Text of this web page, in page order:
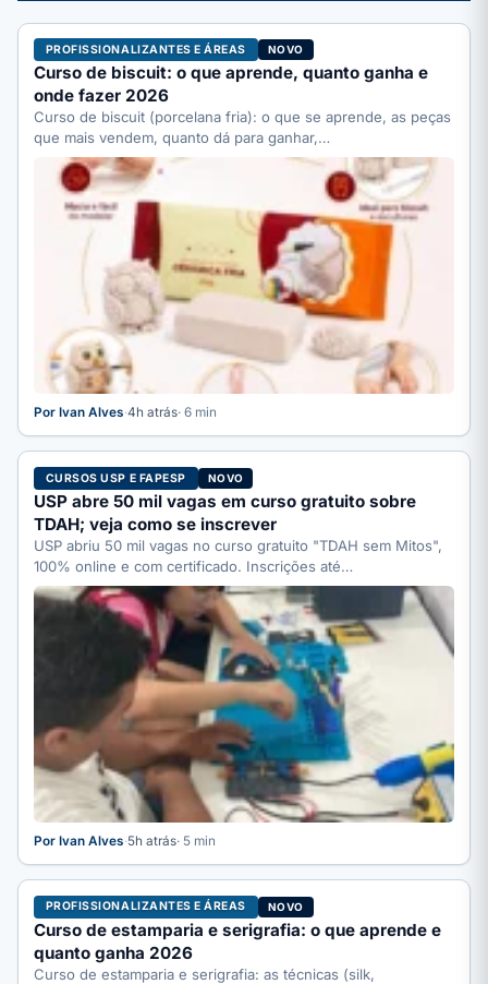
PROFISSIONALIZANTES E ÁREAS NOVO
Curso de biscuit: o que aprende, quanto ganha e
onde fazer 2026
Curso de biscuit (porcelana fria): o que se aprende, as peças
que mais vendem, quanto dá para ganhar,…
Por Ivan Alves·4h atrás· 6 min
CURSOS USP E FAPESP NOVO
USP abre 50 mil vagas em curso gratuito sobre
TDAH; veja como se inscrever
USP abriu 50 mil vagas no curso gratuito "TDAH sem Mitos",
100% online e com certificado. Inscrições até…
Por Ivan Alves·5h atrás· 5 min
PROFISSIONALIZANTES E ÁREAS NOVO
Curso de estamparia e serigrafia: o que aprende e
quanto ganha 2026
Curso de estamparia e serigrafia: as técnicas (silk,